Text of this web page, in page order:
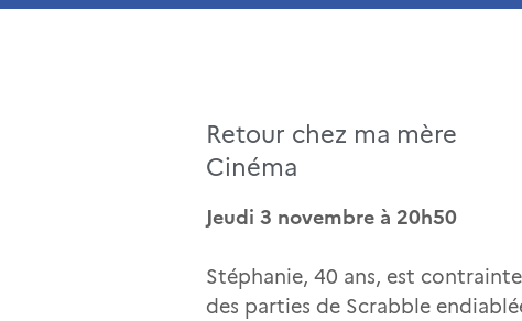
Retour chez ma mère
Cinéma
Jeudi 3 novembre à 20h50
Stéphanie, 40 ans, est
des parties de Scrabble